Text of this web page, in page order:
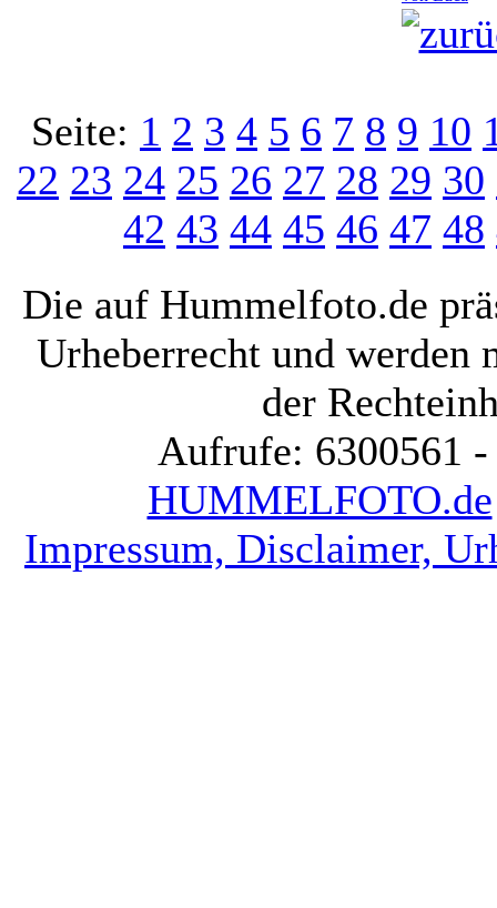
Seite: 1 2 3 4 5 6 7 8 9 10
22 23 24 25 26 27 28 29 30
42 43 44 45 46 47 48
Die auf Hummelfoto.de
Urheberrecht und werden
der
Aufrufe: 6300561
HUMMELFOTO.de
Impressum, Disclaimer,